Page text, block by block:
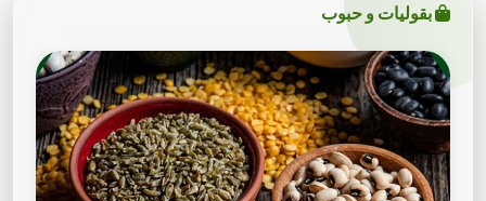
بقوليات و حبوب